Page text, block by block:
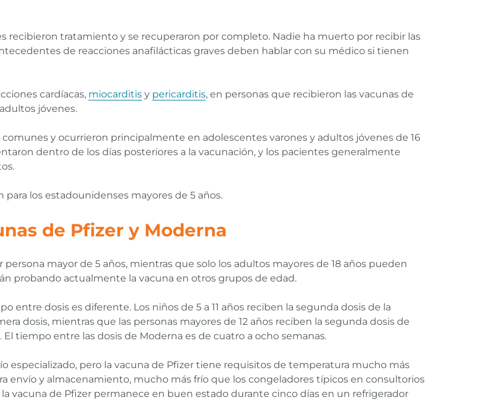
recibieron tratamiento y se recuperaron por completo. Nadie ha muerto por recibir las
de reacciones anafilácticas graves deben hablar con su médico si tienen
cardíacas, miocarditis y pericarditis, en personas que recibieron las vacunas de
jóvenes.
comunes y ocurrieron principalmente en adolescentes varones y adultos jóvenes de 16
dentro de los días posteriores a la vacunación, y los pacientes generalmente
los estadounidenses mayores de 5 años.
de Pfizer y Moderna
mayor de 5 años, mientras que solo los adultos mayores de 18 años pueden
probando actualmente la vacuna en otros grupos de edad.
entre dosis es diferente. Los niños de 5 a 11 años reciben la segunda dosis de la
dosis, mientras que las personas mayores de 12 años reciben la segunda dosis de
tiempo entre las dosis de Moderna es de cuatro a ocho semanas.
especializado, pero la vacuna de Pfizer tiene requisitos de temperatura mucho más
envío y almacenamiento, mucho más frío que los congeladores típicos en consultorios
vacuna de Pfizer permanece en buen estado durante cinco días en un refrigerador